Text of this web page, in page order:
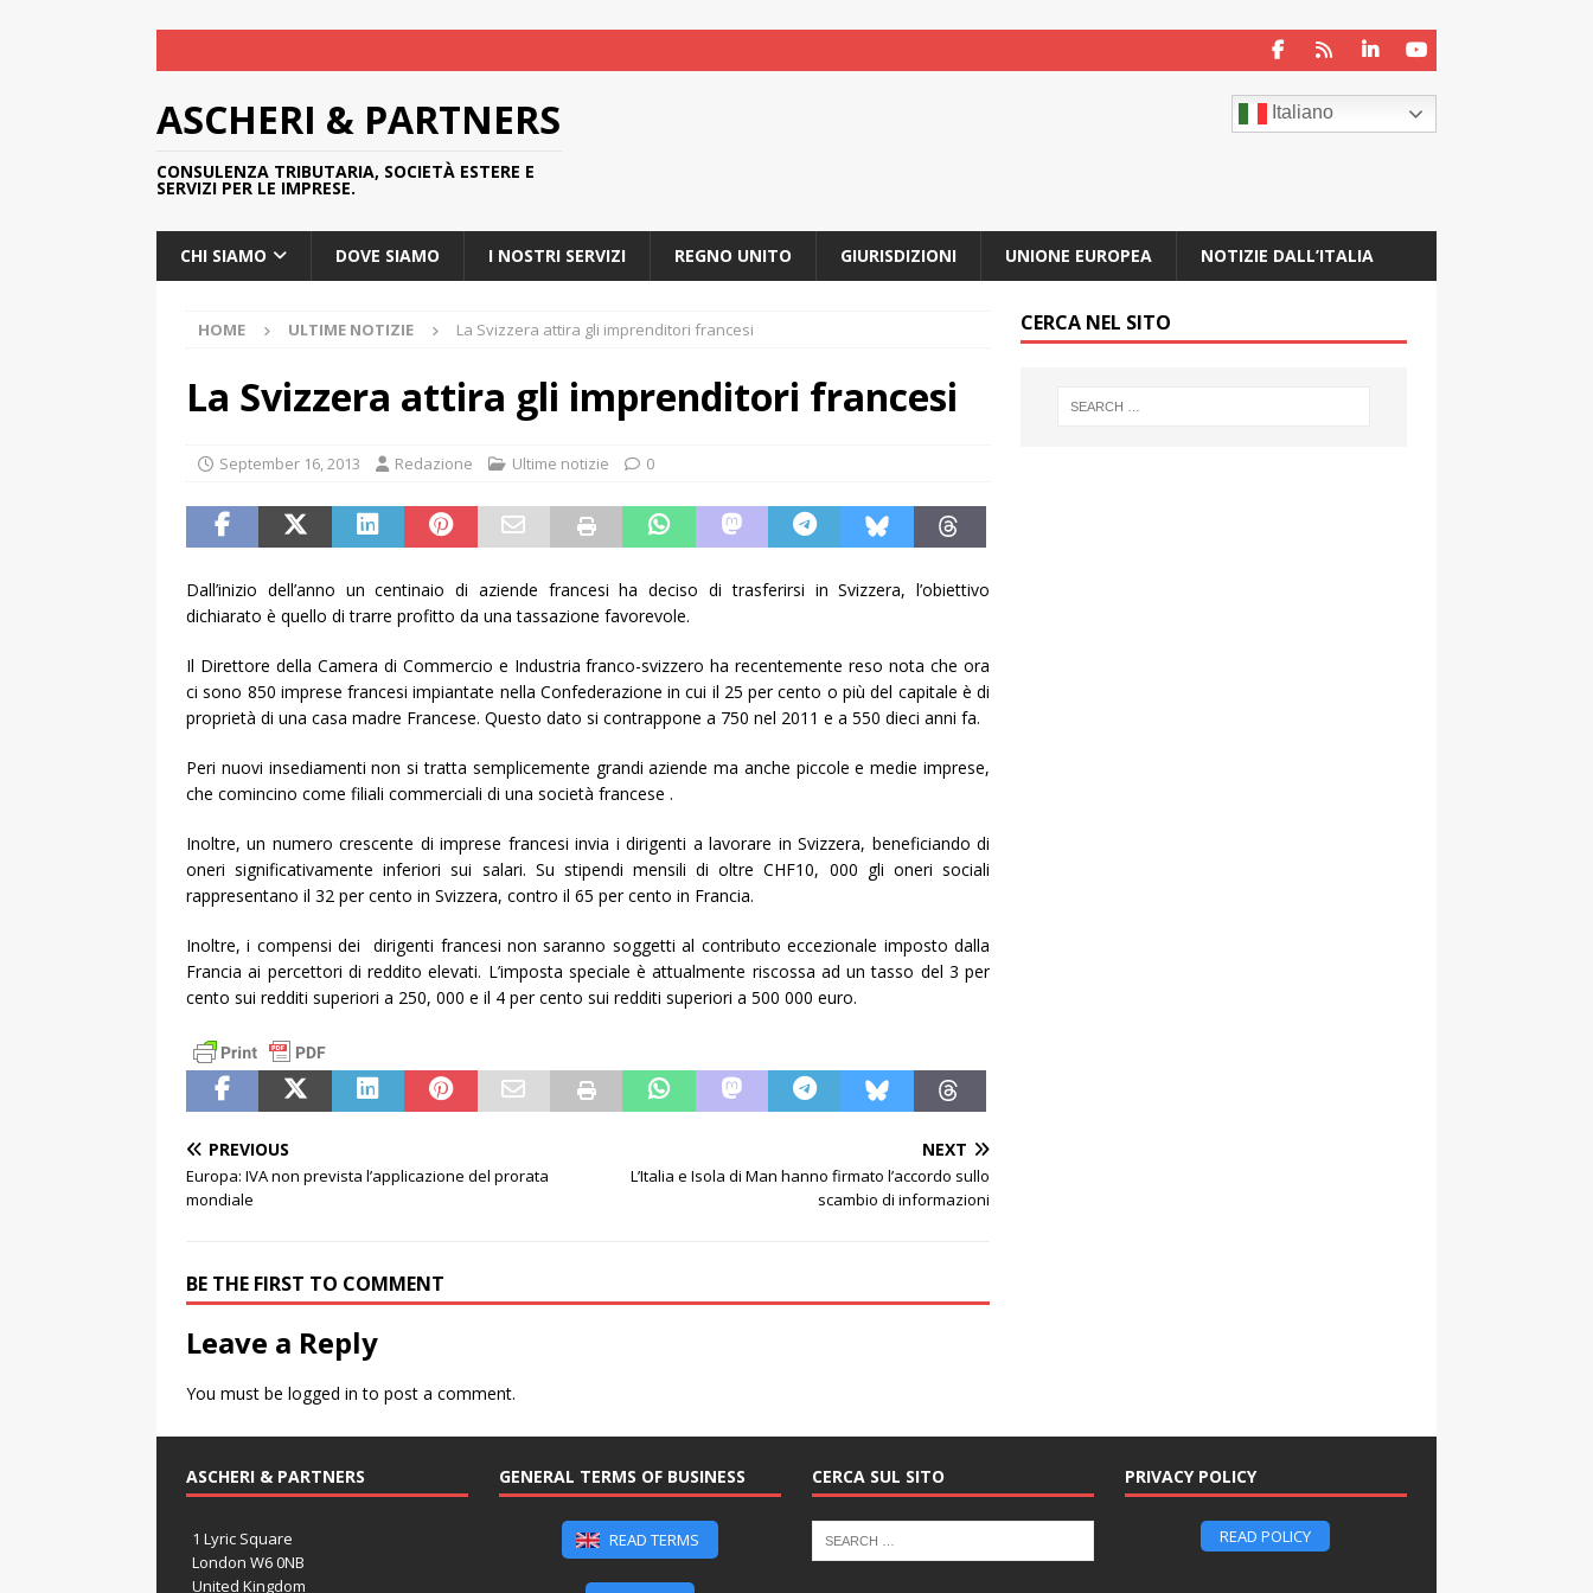
ASCHERI & PARTNERS
CONSULENZA TRIBUTARIA, SOCIETÀ ESTERE E
SERVIZI PER LE IMPRESE.
Italiano
CHI SIAMO DOVE SIAMO I NOSTRI SERVIZI REGNO UNITO GIURISDIZIONI UNIONE EUROPEA NOTIZIE DALL’ITALIA
HOME ULTIME NOTIZIE La Svizzera attira gli imprenditori francesi
La Svizzera attira gli imprenditori francesi
September 16, 2013 Redazione Ultime notizie 0
Dall’inizio dell’anno un centinaio di aziende francesi ha deciso di trasferirsi in Svizzera, l’obiettivo
dichiarato è quello di trarre profitto da una tassazione favorevole.
Il Direttore della Camera di Commercio e Industria franco-svizzero ha recentemente reso nota che ora
ci sono 850 imprese francesi impiantate nella Confederazione in cui il 25 per cento o più del capitale è di
proprietà di una casa madre Francese. Questo dato si contrappone a 750 nel 2011 e a 550 dieci anni fa.
Peri nuovi insediamenti non si tratta semplicemente grandi aziende ma anche piccole e medie imprese,
che comincino come filiali commerciali di una società francese .
Inoltre, un numero crescente di imprese francesi invia i dirigenti a lavorare in Svizzera, beneficiando di
oneri significativamente inferiori sui salari. Su stipendi mensili di oltre CHF10, 000 gli oneri sociali
rappresentano il 32 per cento in Svizzera, contro il 65 per cento in Francia.
Inoltre, i compensi dei dirigenti francesi non saranno soggetti al contributo eccezionale imposto dalla
Francia ai percettori di reddito elevati. L’imposta speciale è attualmente riscossa ad un tasso del 3 per
cento sui redditi superiori a 250, 000 e il 4 per cento sui redditi superiori a 500 000 euro.
PREVIOUS
Europa: IVA non prevista l’applicazione del prorata
mondiale
NEXT
L’Italia e Isola di Man hanno firmato l’accordo sullo
scambio di informazioni
BE THE FIRST TO COMMENT
Leave a Reply
You must be logged in to post a comment.
CERCA NEL SITO
ASCHERI & PARTNERS
1 Lyric Square
London W6 0NB
United Kingdom
GENERAL TERMS OF BUSINESS
READ TERMS
CERCA SUL SITO PRIVACY POLICY
READ POLICY